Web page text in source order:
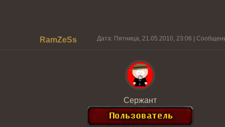
RamZeSs Дата: Пятница, 21.05.2010, 23:06 |
Сержант